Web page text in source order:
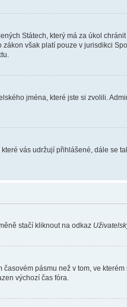
Státech, který má za úkol
však platí pouze v jurisdikci
jména, které jste si zvolili.
vás udržují přihlášené, dále
stačí kliknout na odkaz
pásmu než v tom, ve
výchozí čas fóra.